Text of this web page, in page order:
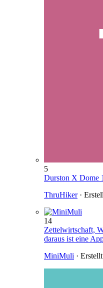
5
Durston X Dome
ThruHiker·
14
Zettelwirtschaft,
daraus ist eine
MiniMuli · Erstellt